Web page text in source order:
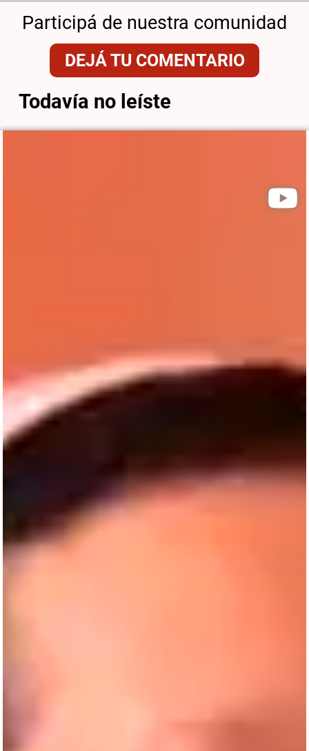
Participá de nuestra comunidad
DEJÁ TU COMENTARIO
Todavía no leíste